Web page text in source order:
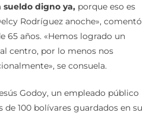
digno ya, porque eso es
Rodríguez anoche», comentó
65 años. «Hemos logrado un
centro, por lo menos nos
se consuela.
Godoy, un empleado público
100 bolívares guardados en su